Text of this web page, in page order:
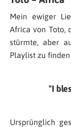
Mein ewiger
Africa von Toto,
stürmte, aber
Playlist zu finden
I
Ursprünglich